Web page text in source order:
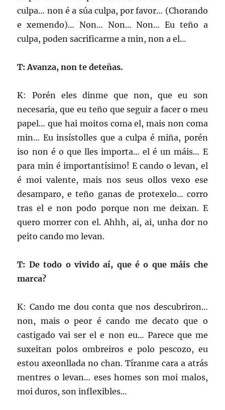
culpa… non é a súa culpa, por favor… (Chorando
e xemendo)… Non… Non… Non… Eu teño a
culpa, poden sacrificarme a min, non a el…
T: Avanza, non te deteñas.
K: Porén eles dinme que non, que eu son
necesaria, que eu teño que seguir a facer o meu
papel… que hai moitos coma el, mais non coma
min… Eu insístolles que a culpa é miña, porén
iso non é o que lles importa… el é un máis… E
para min é importantísimo! E cando o levan, el
é moi valente, mais nos seus ollos vexo ese
desamparo, e teño ganas de protexelo… corro
tras el e non podo porque non me deixan. E
quero morrer con el. Ahhh, ai, ai, unha dor no
peito cando mo levan.
T: De todo o vivido aí, que é o que máis che
marca?
K: Cando me dou conta que nos descubriron…
non, mais o peor é cando me decato que o
castigado vai ser el e non eu… Parece que me
suxeitan polos ombreiros e polo pescozo, eu
estou axeonllada no chan. Tíranme cara a atrás
mentres o levan… eses homes son moi malos,
moi duros, son inflexibles…